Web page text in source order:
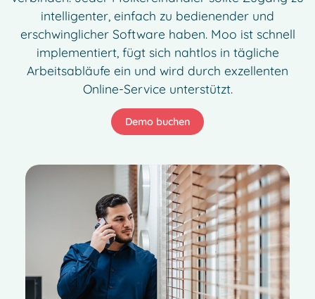
intelligenter, einfach zu bedienender und
erschwinglicher Software haben. Moo ist schnell
implementiert, fügt sich nahtlos in tägliche
Arbeitsabläufe ein und wird durch exzellenten
Online-Service unterstützt.
Demo buchen
Spanish
French